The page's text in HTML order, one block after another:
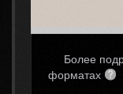
Более
форматах